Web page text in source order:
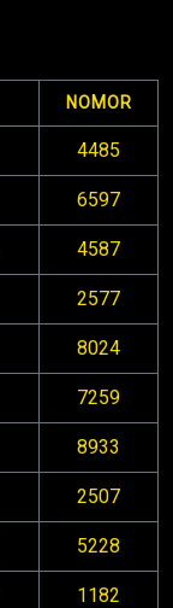
NOMOR
4485
6597
4587
2577
8024
7259
8933
2507
5228
1182